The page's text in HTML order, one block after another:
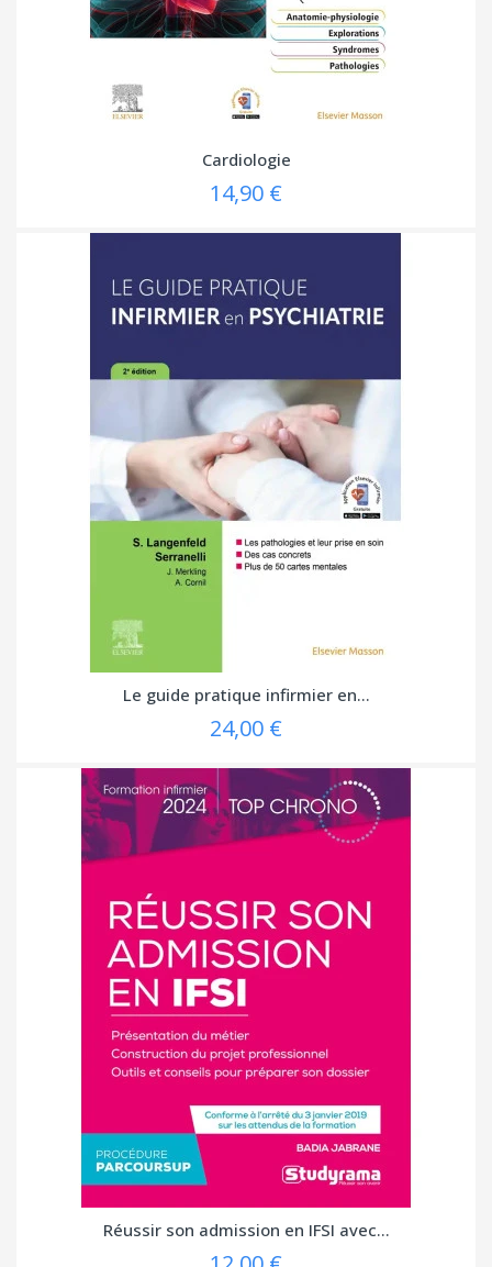
Cardiologie
14,90 €
Le guide pratique infirmier en...
24,00 €
Réussir son admission en IFSI avec...